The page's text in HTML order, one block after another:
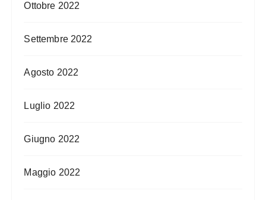
Ottobre 2022
Settembre 2022
Agosto 2022
Luglio 2022
Giugno 2022
Maggio 2022